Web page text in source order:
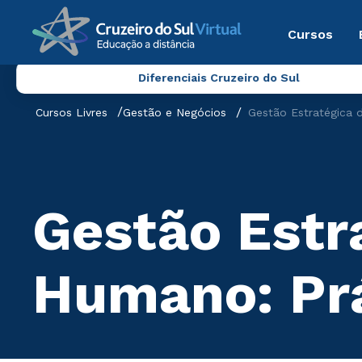
Cursos
Diferenciais Cruzeiro do Sul
Cursos Livres Gestão e Negócios Gestão Estratégica
Gestão
Humano: